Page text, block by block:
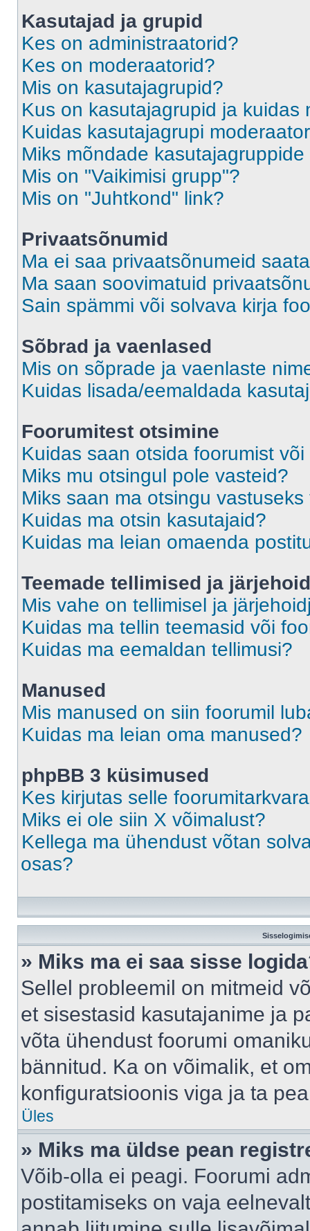
Kasutajad ja grupid
Kes on administraatorid?
Kes on moderaatorid?
Mis on kasutajagrupid?
Kus on kasutajagrupid ja kuidas
Kuidas kasutajagrupi
Miks mõndade
Mis on "Vaikimisi grupp"?
Mis on "Juhtkond" link?
Privaatsõnumid
Ma ei saa privaatsõnumeid
Ma saan soovimatuid
Sain spämmi või solvava kirja
Sõbrad ja vaenlased
Mis on sõprade ja vaenlaste
Kuidas lisada/eemaldada
Foorumitest otsimine
Kuidas saan otsida foorumist
Miks mu otsingul pole vasteid?
Miks saan ma otsingu
Kuidas ma otsin kasutajaid?
Kuidas ma leian omaenda
Teemade tellimised ja
Mis vahe on tellimisel ja
Kuidas ma tellin teemasid või
Kuidas ma eemaldan tellimusi?
Manused
Mis manused on siin foorumil
Kuidas ma leian oma manused?
phpBB 3 küsimused
Kes kirjutas selle
Miks ei ole siin X võimalust?
Kellega ma ühendust võtan
osas?
» Miks ma ei saa sisse
Sellel probleemil on mitmeid
et sisestasid kasutajanime ja
võta ühendust foorumi
bännitud. Ka on võimalik, et
konfiguratsioonis viga ja ta
Üles
» Miks ma üldse pean
Võib-olla ei peagi. Foorumi
postitamiseks on vaja